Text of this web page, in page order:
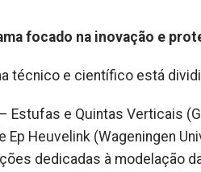
focado na inovação e
técnico e científico está
Estufas e Quintas Verticais
Ep Heuvelink (Wageningen
dedicadas à modelação